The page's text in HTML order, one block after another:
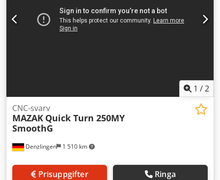
stavljängd: ca 1 500–1 600 mm / 63" Maskinen kan ses
under drift efter överenskommelse. Tekniska data och
uppgifter kan ändras och fel förekomma. Mellanförsäljning
1 /2
Denzlingen 1 510 km
CNC-svarv
MAZAK Quick Turn 250MY
SmoothG
Prisuppgifter Ringa